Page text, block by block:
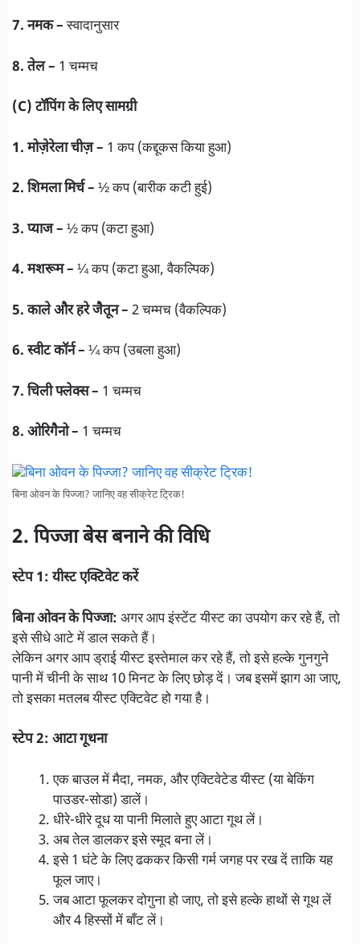
7. नमक –स्वादानुसार
8. तेल – 1 चम्मच
(C) टॉपिंग के लिए सामग्री
1. मोज़ेरेला चीज़ – 1 कप (कद्दूकस किया हुआ)
2. शिमला मिर्च – ½ कप (बारीक कटी हुई)
3. प्याज – ½ कप (कटा हुआ)
4. मशरूम – ¼ कप (कटा हुआ, वैकल्पिक)
5. काले और हरे जैतून – 2 चम्मच (वैकल्पिक)
6. स्वीट कॉर्न – ¼ कप (उबला हुआ)
7. चिली फ्लेक्स – 1 चम्मच
8. ओरिगैनो – 1 चम्मच
बिना ओवन के पिज्जा? जानिए वह सीक्रेट ट्रिक!
2. पिज्जा बेस बनाने की विधि
स्टेप 1: यीस्ट एक्टिवेट करें
बिना ओवन के पिज्जा: अगर आप इंस्टेंट यीस्ट का उपयोग कर रहे हैं, तो
इसे सीधे आटे में डाल सकते हैं।
लेकिन अगर आप ड्राई यीस्ट इस्तेमाल कर रहे हैं, तो इसे हल्के गुनगुने
पानी में चीनी के साथ 10 मिनट के लिए छोड़ दें। जब इसमें झाग आ जाए,
तो इसका मतलब यीस्ट एक्टिवेट हो गया है।
स्टेप 2: आटा गूथना
एक बाउल में मैदा, नमक, और एक्टिवेटेड यीस्ट (या बेकिंग
पाउडर-सोडा) डालें।
धीरे-धीरे दूध या पानी मिलाते हुए आटा गूथ लें।
अब तेल डालकर इसे स्मूद बना लें।
इसे 1 घंटे के लिए ढककर किसी गर्म जगह पर रख दें ताकि यह
फूल जाए।
जब आटा फूलकर दोगुना हो जाए, तो इसे हल्के हाथों से गूथ लें
और 4 हिस्सों में बाँट लें।